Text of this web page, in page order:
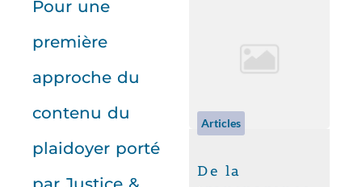
Pour une
première
approche du
contenu du
plaidoyer porté
Articles
De la